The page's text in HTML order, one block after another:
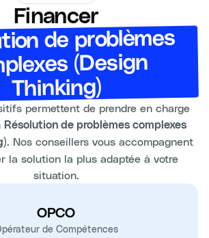
Financer
de problèmes
(Design
Thinking)
permettent de prendre en charge
Résolution de problèmes complexes
. Nos conseillers vous accompagnent
la solution la plus adaptée à votre
situation.
OPCO
de Compétences